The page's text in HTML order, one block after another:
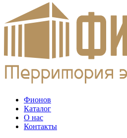
Фионов
Каталог
О нас
Контакты